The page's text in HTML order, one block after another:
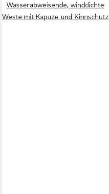
Wasserabweisende, winddichte
Weste mit Kapuze und Kinnschutz